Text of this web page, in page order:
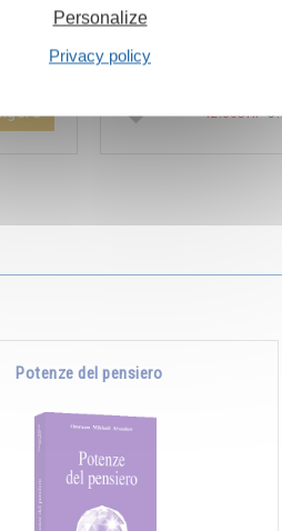
per
!
Combien les
s’imaginent que
Non, pour s’enrichir, il
12.00CHF
Potenze del pensiero
Personalize
Privacy policy